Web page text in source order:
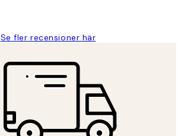
Se fler recensioner här